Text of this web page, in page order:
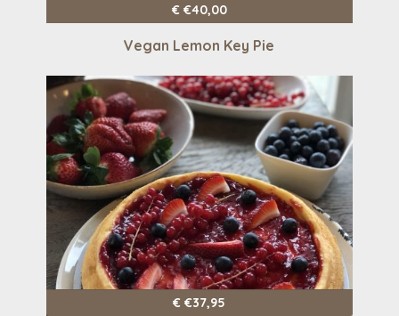
€ €40,00
Vegan Lemon Key Pie
€€37,95